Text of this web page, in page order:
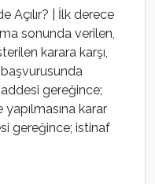
Açılır? | İlk derece
sonunda verilen,
karara karşı,
gereğince;
karar
gereğince; istinaf